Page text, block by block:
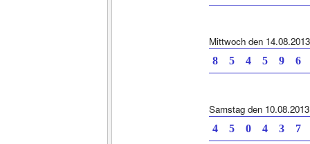
Mittwoch den 14.08.2013
8 5 4 5 9 6
Samstag den 10.08.2013
4 5 0 4 3 7